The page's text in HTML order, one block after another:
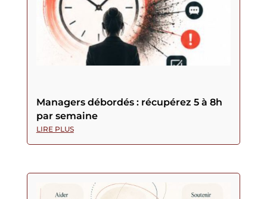
Managers débordés : récupérez 5 à 8h
par semaine
LIRE PLUS